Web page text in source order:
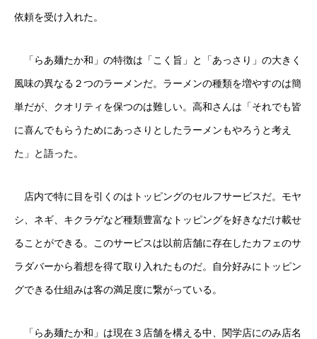
依頼を受け入れた。
「らあ麺たか和」の特徴は「こく旨」と「あっさり」の大きく
風味の異なる２つのラーメンだ。ラーメンの種類を増やすのは簡
単だが、クオリティを保つのは難しい。高和さんは「それでも皆
に喜んでもらうためにあっさりとしたラーメンもやろうと考え
た」と語った。
店内で特に目を引くのはトッピングのセルフサービスだ。モヤ
シ、ネギ、キクラゲなど種類豊富なトッピングを好きなだけ載せ
ることができる。このサービスは以前店舗に存在したカフェのサ
ラダバーから着想を得て取り入れたものだ。自分好みにトッピン
グできる仕組みは客の満足度に繋がっている。
「らあ麺たか和」は現在３店舗を構える中、関学店にのみ店名